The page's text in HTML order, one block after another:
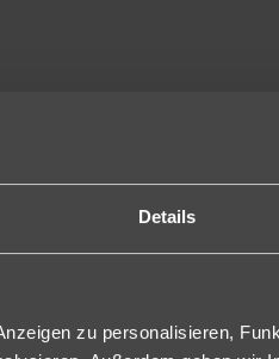
Details
zu personalisieren,
Superior: Bei gleicher
zur Alleinbenutzung buchbar
2FC). Gegen Aufpreis sind
Meerblick: schauinsland-
Zimmer verfügen
wie Late Check-
Alleinbenutzung buchbar (D1M).
Es handelt sich um die